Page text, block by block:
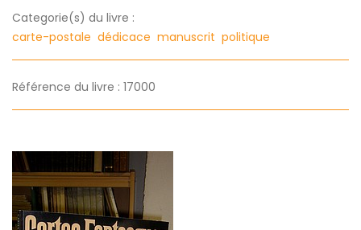
Categorie(s) du livre :
carte-postale dédicace manuscrit politique
Référence du livre : 17000